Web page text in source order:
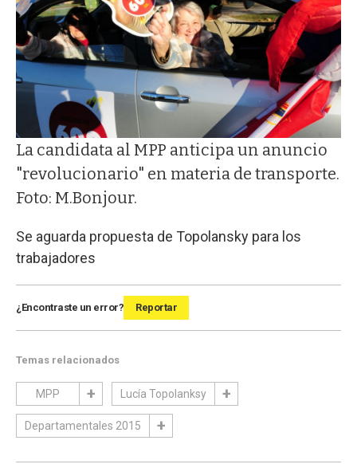
La candidata al MPP anticipa un anuncio
"revolucionario" en materia de transporte.
Foto: M.Bonjour.
Se aguarda propuesta de Topolansky para los
trabajadores
¿Encontraste un error? Reportar
Temas relacionados
MPP Lucía Topolanksy
Departamentales 2015